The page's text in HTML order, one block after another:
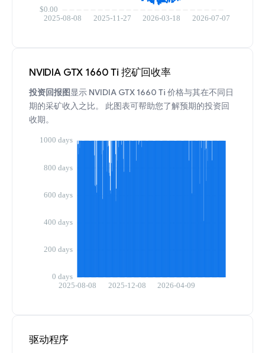
NVIDIA GTX 1660 Ti 挖矿回收率
投资回报图显示 NVIDIA GTX 1660 Ti 价格与其在不同日
期的采矿收入之比。 此图表可帮助您了解预期的投资回
收期。
驱动程序